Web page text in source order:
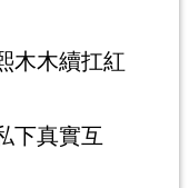
木木續扛紅
下真實互